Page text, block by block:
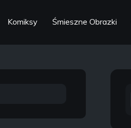
Komiksy Śmieszne Obrazki